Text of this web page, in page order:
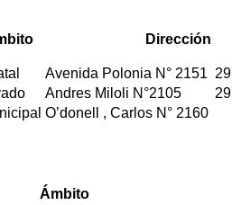
Dirección
Avenida Polonia N° 2151
Andres Miloli N°2105
O’donell , Carlos N° 2160
Ámbito